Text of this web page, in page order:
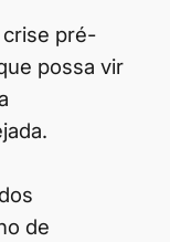
crise pré-
possa vir
de